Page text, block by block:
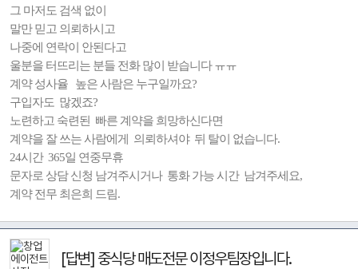
그 마저도 검색 없이
말만 믿고 의뢰하시고
나중에 연락이 안된다고
울분을 터뜨리는 분들 전화 많이 받습니다 ㅠㅠ
계약 성사율 높은 사람은 누구일까요?
구입자도 많겠죠?
노련하고 숙련된 빠른 계약을 희망하신다면
계약을 잘 쓰는 사람에게 의뢰하셔야 뒤 탈이 없습니다.
24시간 365일 연중무휴
문자로 상담 신청 남겨주시거나 통화 가능 시간 남겨주세요,
계약 전무 최은희 드림.
[답변] 중식당 매도전문 이정우팀장입니다.